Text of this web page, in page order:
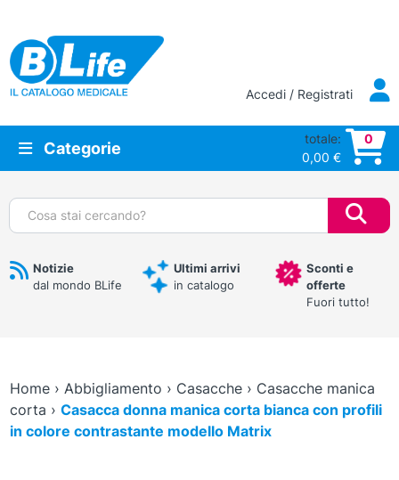
Vai al contenuto principale
Accedi / Registrati
Categorie
totale:
0,00 €
0
Cerca:
Notizie
dal mondo BLife
Ultimi arrivi
in catalogo
Sconti e
offerte
Fuori tutto!
Home› Abbigliamento › Casacche› Casacche manica
corta › Casacca donna manica corta bianca con profili
in colore contrastante modello Matrix